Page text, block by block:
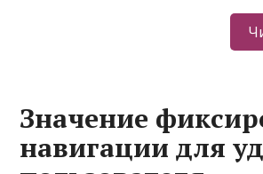
Значение
навигации для